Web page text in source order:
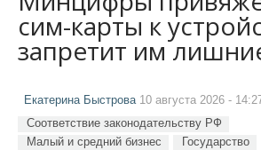
сим-карты к
запретит им
Екатерина Быстрова10 августа 2026 -
Соответствие законодательству РФ
Малый и средний бизнес
Государство